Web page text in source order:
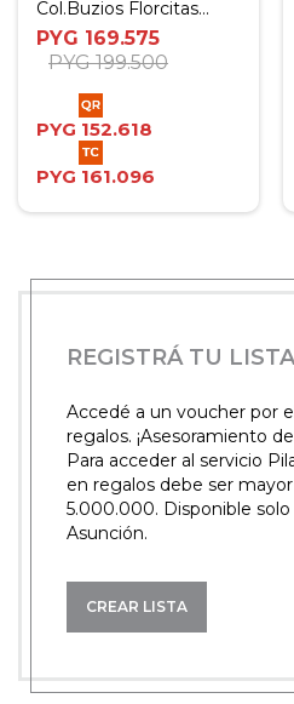
Col.Buzios Florcitas
Rosa - Twin
PYG 169.575
PYG 199.500
PYG 152.618
PYG 161.096
REGISTRÁ TU
Accedé a un voucher por
regalos. ¡Asesoramiento
Para acceder al servicio
en regalos debe ser mayor
5.000.000. Disponible solo
Asunción.
CREAR LISTA